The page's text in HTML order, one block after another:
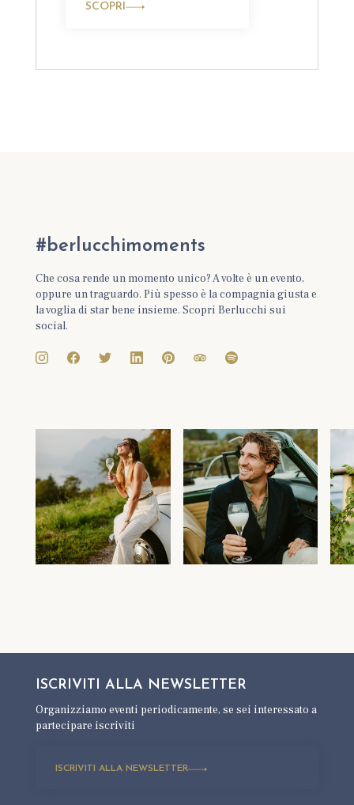
SCOPRI
#berlucchimoments
Che cosa rende un momento unico? A volte è un evento,
oppure un traguardo. Più spesso è la compagnia giusta e
la voglia di star bene insieme. Scopri Berlucchi sui
social.
ISCRIVITI ALLA NEWSLETTER
Organizziamo eventi periodicamente,se sei interessato a
partecipare iscriviti
ISCRIVITI ALLA NEWSLETTER